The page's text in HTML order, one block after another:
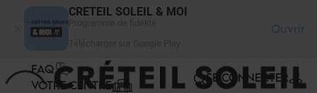
CRETEIL SOLEIL & MOI
Ouvrir
FAQ
VOTRE CENTRE
SE CONNECTER
Panneau de gestion des cookies